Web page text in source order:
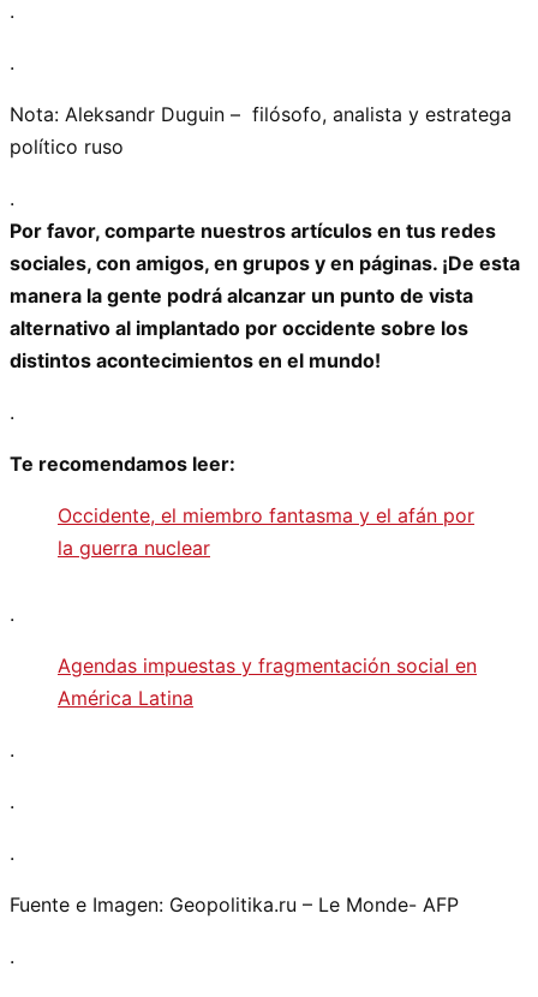
.
.
Nota: Aleksandr Duguin – filósofo, analista y estratega
político ruso
.
Por favor, comparte nuestros artículos en tus redes
sociales, con amigos, en grupos y en páginas. ¡De esta
manera la gente podrá alcanzar un punto de vista
alternativo al implantado por occidente sobre los
distintos acontecimientos en el mundo!
.
Te recomendamos leer:
Occidente, el miembro fantasma y el afán por
la guerra nuclear
.
Agendas impuestas y fragmentación social en
América Latina
.
.
.
Fuente e Imagen: Geopolitika.ru – Le Monde- AFP
.